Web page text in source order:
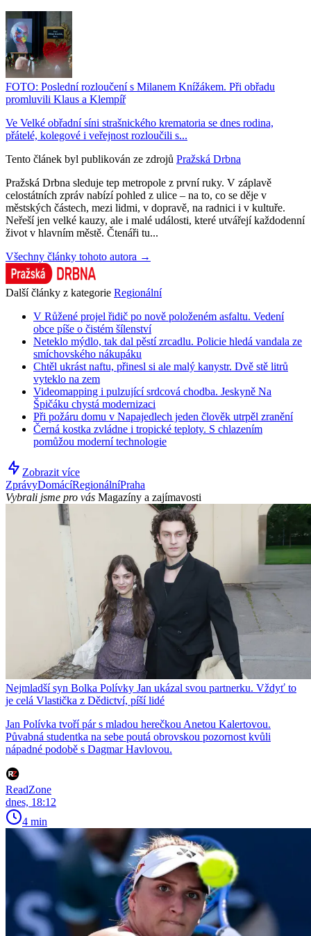
FOTO: Poslední rozloučení s Milanem Knížákem. Při obřadu
promluvili Klaus a Klempíř
Ve Velké obřadní síni strašnického krematoria se dnes rodina,
přátelé, kolegové i veřejnost rozloučili s...
Tento článek byl publikován ze zdrojů Pražská Drbna
Pražská Drbna sleduje tep metropole z první ruky. V záplavě
celostátních zpráv nabízí pohled z ulice – na to, co se děje v
městských částech, mezi lidmi, v dopravě, na radnici i v kultuře.
Neřeší jen velké kauzy, ale i malé události, které utvářejí každodenní
život v hlavním městě. Čtenáři tu...
Všechny články tohoto autora →
Další články z kategorie Regionální
V Růžené projel řidič po nově položeném asfaltu. Vedení
obce píše o čistém šílenství
Neteklo mýdlo, tak dal pěstí zrcadlu. Policie hledá vandala ze
smíchovského nákupáku
Chtěl ukrást naftu, přinesl si ale malý kanystr. Dvě stě litrů
vyteklo na zem
Videomapping i pulzující srdcová chodba. Jeskyně Na
Špičáku chystá modernizaci
Při požáru domu v Napajedlech jeden člověk utrpěl zranění
Černá kostka zvládne i tropické teploty. S chlazením
pomůžou moderní technologie
Zobrazit více
ZprávyDomácíRegionálníPraha
Vybrali jsme pro vás Magazíny a zajímavosti
Nejmladší syn Bolka Polívky Jan ukázal svou partnerku. Vždyť to
je celá Vlastička z Dědictví, píší lidé
Jan Polívka tvoří pár s mladou herečkou Anetou Kalertovou.
Půvabná studentka na sebe poutá obrovskou pozornost kvůli
nápadné podobě s Dagmar Havlovou.
ReadZone
dnes, 18:12
4 min